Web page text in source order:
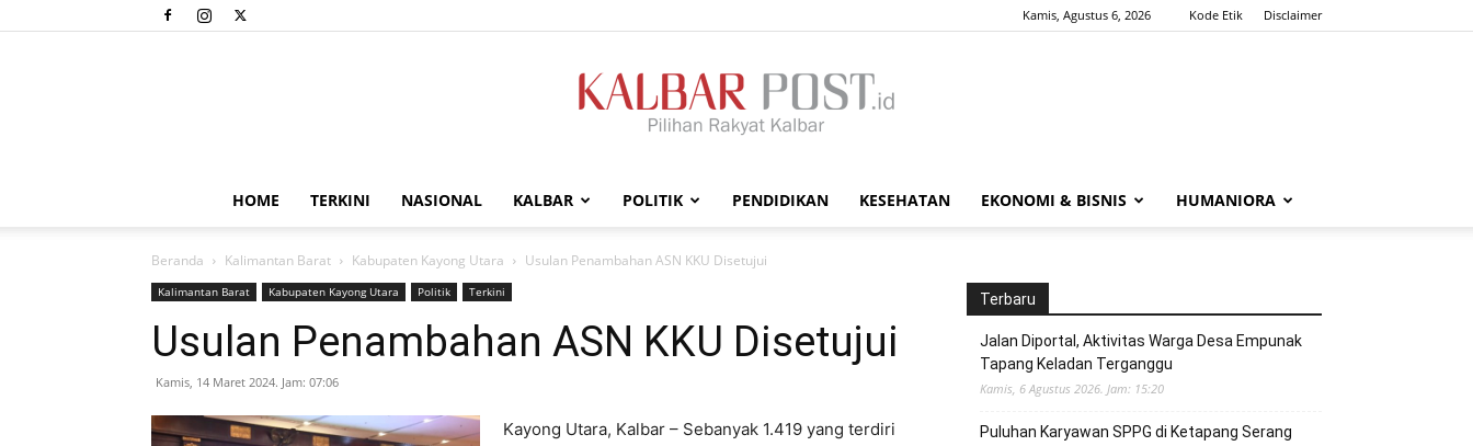
Kamis, Agustus 6, 2026 Kode Etik Disclaimer
HOME TERKINI NASIONAL KALBAR POLITIK PENDIDIKAN KESEHATAN EKONOMI & BISNIS HUMANIORA
Beranda Kalimantan Barat Kabupaten Kayong Utara Usulan Penambahan ASN KKU Disetujui
Kalimantan Barat Kabupaten Kayong Utara Politik Terkini
Usulan Penambahan ASN KKU Disetujui
Kamis, 14 Maret 2024. Jam: 07:06
Kayong Utara, Kalbar – Sebanyak 1.419 yang terdiri
Terbaru
Jalan Diportal, Aktivitas Warga Desa Empunak
Tapang Keladan Terganggu
Kamis, 6 Agustus 2026. Jam: 15:20
Puluhan Karyawan SPPG di Ketapang Serang